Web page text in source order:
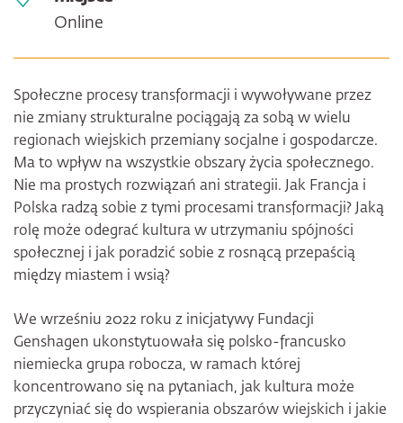
Online
Społeczne procesy transformacji i wywoływane przez
nie zmiany strukturalne pociągają za sobą w wielu
regionach wiejskich przemiany socjalne i gospodarcze.
Ma to wpływ na wszystkie obszary życia społecznego.
Nie ma prostych rozwiązań ani strategii. Jak Francja i
Polska radzą sobie z tymi procesami transformacji? Jaką
rolę może odegrać kultura w utrzymaniu spójności
społecznej i jak poradzić sobie z rosnącą przepaścią
między miastem i wsią?
We wrześniu 2022 roku z inicjatywy Fundacji
Genshagen ukonstytuowała się polsko-francusko
niemiecka grupa robocza, w ramach której
koncentrowano się na pytaniach, jak kultura może
przyczyniać się do wspierania obszarów wiejskich i jakie